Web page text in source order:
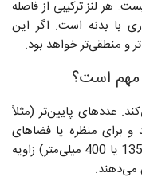
هر لنز ترکیبی از فاصله
با بدنه است. اگر این
و منطقی‌تر خواهد بود.
مهم است؟
عددهای پایین‌تر (مثلاً
و برای منظره یا فضاهای
داخلی مناسب‌اند. عددهای بالاتر (مثل 85، 135 یا 400 میلی‌متر) زاویه
می‌دهند.